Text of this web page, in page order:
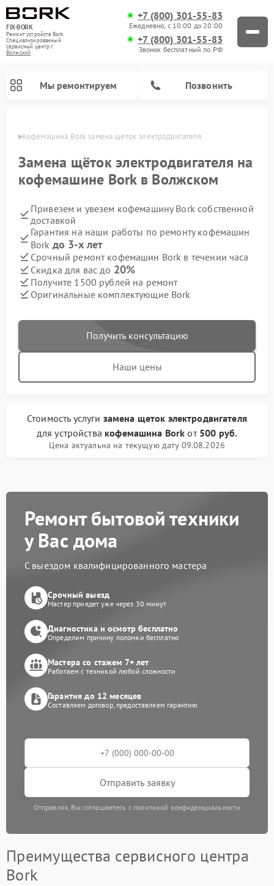
FIX-BORK
Ремонт устройств Bork
Специализированный
cервисный центр г.
Волжский
+7 (800) 301-55-83
Ежедневно, с 10:00 до 20:00
+7 (800) 301-55-83
Звонок бесплатный по РФ
Мы ремонтируем Позвонить
Кофемашина Bork замена щёток электродвигателя
Замена щёток электродвигателя на
кофемашине Bork в Волжском
Привезем и увезем кофемашину Bork собственной
доставкой
Гарантия на наши работы по ремонту кофемашин
Bork до 3-х лет
Срочный ремонт кофемашин Bork в течении часа
Скидка для вас до 20%
Получите 1500 рублей на ремонт
Оригинальные комплектующие Bork
Получить консультацию
Наши цены
Стоимость услуги замена щеток электродвигателя
для устройства кофемашина Bork от 500 руб.
Цена актуальна на текущую дату 09.08.2026
Ремонт бытовой техники
у Вас дома
С выездом квалифицированного мастера
Срочный выезд
Мастер приедет уже через 30 минут
Диагностика и осмотр бесплатно
Определим причину поломки бесплатно
Мастера со стажем 7+ лет
Работаем с техникой любой сложности
Гарантия до 12 месяцев
Составляем договор, предоставляем гарантию
Отправить заявку
Отправляя, Вы соглашаетесь с политикой конфиденциальности
Преимущества сервисного центра
Bork